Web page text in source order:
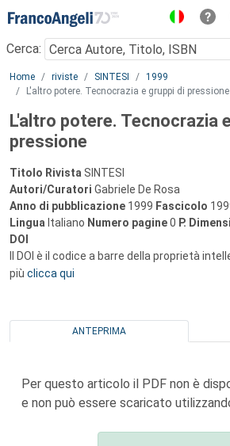
Menu
Cerca:
Main content
Home riviste SINTESI
1999
L'altro potere. Tecnocrazia e gruppi di pressione
L'altro potere. Tecnocrazia
pressione
Titolo Rivista SINTESI
Autori/Curatori Gabriele De Rosa
Anno di pubblicazione 1999 Fascicolo
Lingua Italiano Numero pagine0 P.
DOI
Il DOI è il codice a barre della proprietà
più clicca qui
ANTEPRIMA
Per questo articolo il PDF non è
e non può essere scaricato